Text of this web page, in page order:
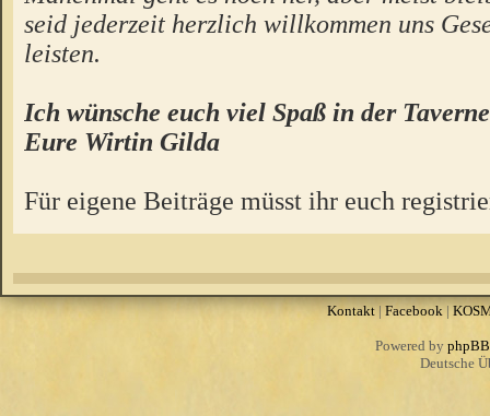
seid jederzeit herzlich willkommen uns
leisten.
Ich wünsche euch viel Spaß in der
Eure Wirtin Gilda
Für eigene Beiträge müsst ihr euch
Kontakt| Facebook |
Powered by phpBB
Deutsche